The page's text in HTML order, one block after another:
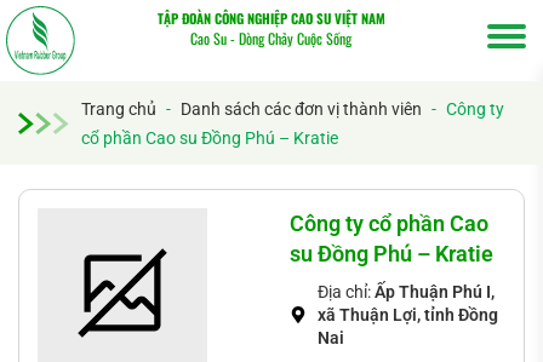
TẬP ĐOÀN CÔNG NGHIỆP CAO SU VIỆT NAM
Cao Su - Dòng Chảy Cuộc Sống
Trang chủ - Danh sách các đơn vị thành viên - Công ty
cổ phần Cao su Đồng Phú – Kratie
Công ty cổ phần Cao
su Đồng Phú – Kratie
Địa chỉ:Ấp Thuận Phú I,
xã Thuận Lợi, tỉnh Đồng
Nai
kiếm...